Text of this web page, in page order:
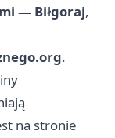
— Biłgoraj,
.
na stronie